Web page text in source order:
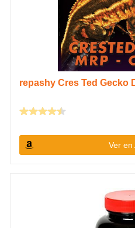
repashy Cres Ted Gecko
Ver en